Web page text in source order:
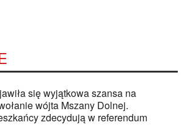
się wyjątkowa szansa na
wójta Mszany Dolnej.
zdecydują w referendum